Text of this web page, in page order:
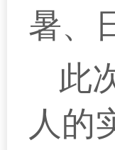
暑、
此
人的